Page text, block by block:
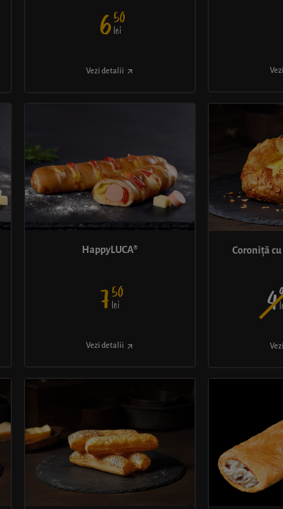
650
lei
Vezi detalii
HappyLUCA®
750
lei
Vezi detalii
Coroniță
4